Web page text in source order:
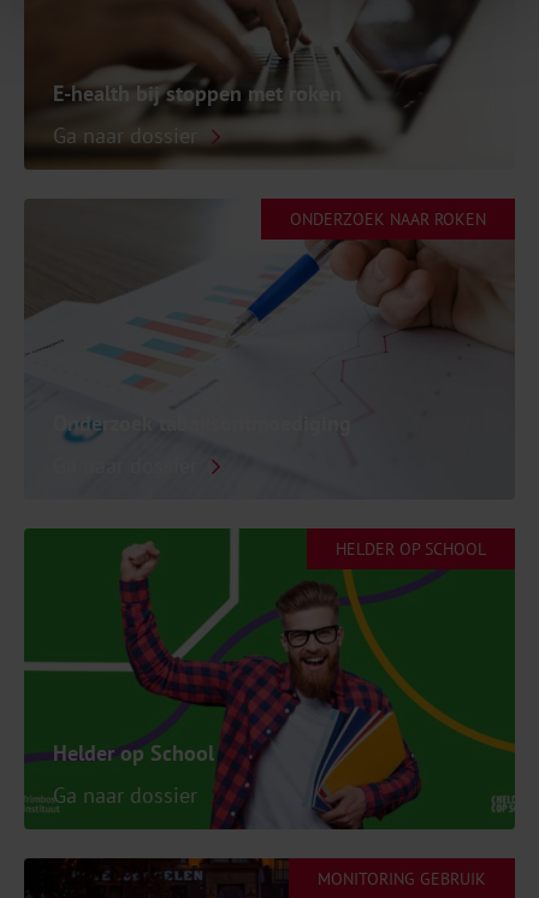
E-health bij stoppen met roken
Ga naar dossier
ONDERZOEK NAAR ROKEN
Onderzoek tabaksontmoediging
HELDER OP SCHOOL
Helder op School
Ga naar dossier
MONITORING GEBRUIK